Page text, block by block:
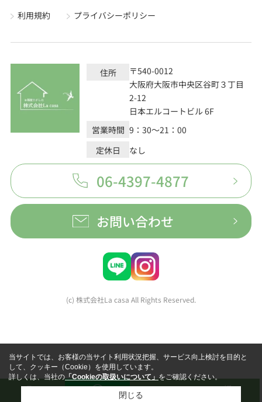
利用規約
プライバシーポリシー
住所
〒540-0012
大阪府大阪市中央区谷町３丁目
2-12
日本エルコートビル 6F
営業時間 9：30～21：00
定休日
なし
06-4397-4877
お問い合わせ
(c) 株式会社La casa All Rights Reserved.
当サイトでは、お客様の当サイト利用状況把握、サービス向上検討を目的と
して、クッキー（Cookie）を使用しています。
詳しくは、当社の「Cookieの取扱いについて」をご確認ください。
閉じる